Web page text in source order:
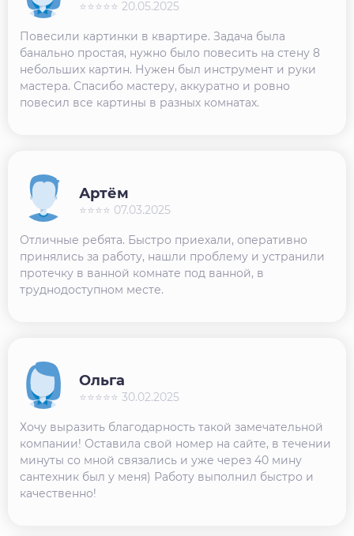
Повесили картинки в квартире. Задача была
банально простая, нужно было повесить на стену 8
небольших картин. Нужен был инструмент и руки
мастера. Спасибо мастеру, аккуратно и ровно
повесил все картины в разных комнатах.
⭐⭐⭐⭐⭐ 20.05.2025
Отличные ребята. Быстро приехали, оперативно
принялись за работу, нашли проблему и устранили
протечку в ванной комнате под ванной, в
труднодоступном месте.
Артём
⭐⭐⭐⭐ 07.03.2025
Хочу выразить благодарность такой замечательной
компании! Оставила свой номер на сайте, в течении
минуты со мной связались и уже через 40 мину
сантехник был у меня) Работу выполнил быстро и
качественно!
Ольга
⭐⭐⭐⭐⭐ 30.02.2025